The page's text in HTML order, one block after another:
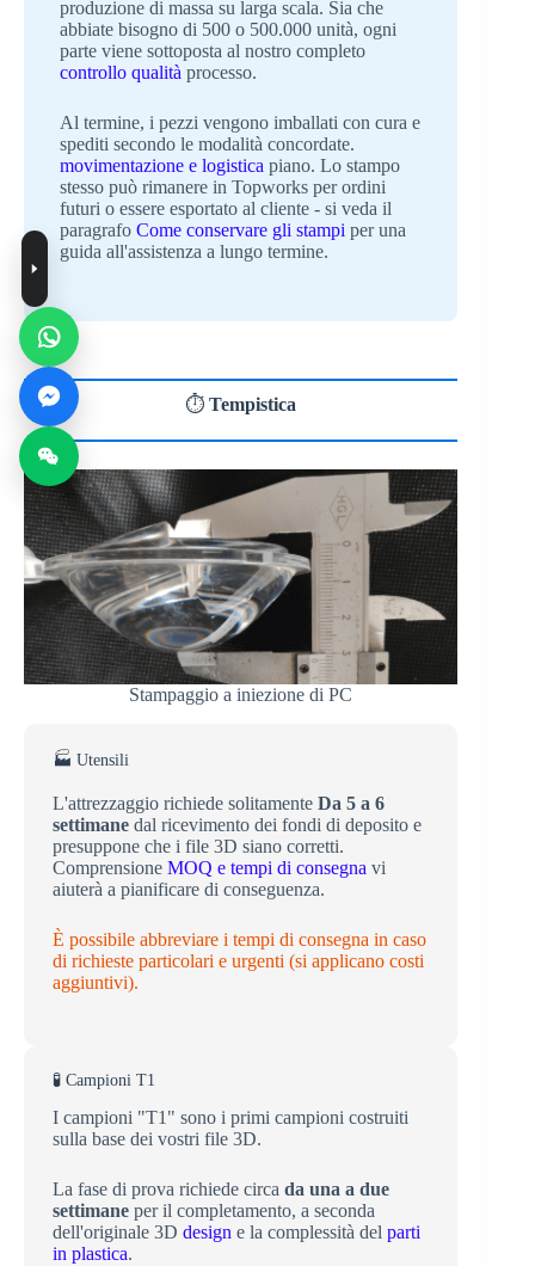
produzione di massa su larga scala. Sia che
abbiate bisogno di 500 o 500.000 unità, ogni
parte viene sottoposta al nostro completo
controllo qualità processo.
Al termine, i pezzi vengono imballati con cura e
spediti secondo le modalità concordate.
movimentazione e logistica piano. Lo stampo
stesso può rimanere in Topworks per ordini
futuri o essere esportato al cliente - si veda il
paragrafo Come conservare gli stampi per una
guida all'assistenza a lungo termine.
⏱️Tempistica
Stampaggio a iniezione di PC
🏭 Utensili
L'attrezzaggio richiede solitamente Da 5 a 6
settimane dal ricevimento dei fondi di deposito e
presuppone che i file 3D siano corretti.
Comprensione MOQ e tempi di consegna vi
aiuterà a pianificare di conseguenza.
È possibile abbreviare i tempi di consegna in caso
di richieste particolari e urgenti (si applicano costi
aggiuntivi).
🧪 Campioni T1
I campioni "T1" sono i primi campioni costruiti
sulla base dei vostri file 3D.
La fase di prova richiede circa da una a due
settimane per il completamento, a seconda
dell'originale 3D design e la complessità del parti
in plastica.